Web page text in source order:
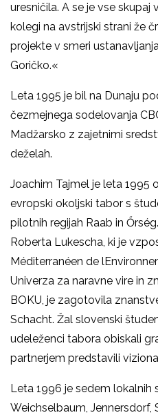
uresničila. A se je vse skupaj
kolegi na avstrijski strani že
projekte v smeri
Goričko.«
Leta 1995 je bil na Dunaju
čezmejnega sodelovanja
Madžarsko z zajetnimi
deželah.
Joachim Tajmel je leta 1995
evropski okoljski tabor s
pilotnih regijah Raab in
Roberta Lukescha, ki je
Méditerranéen de
Univerza za naravne vire in
BOKU, je zagotovila
Schacht. Žal slovenski
udeleženci tabora obiskali
partnerjem predstavili
Leta 1996 je sedem lokalnih
Weichselbaum, Jennersdorf,